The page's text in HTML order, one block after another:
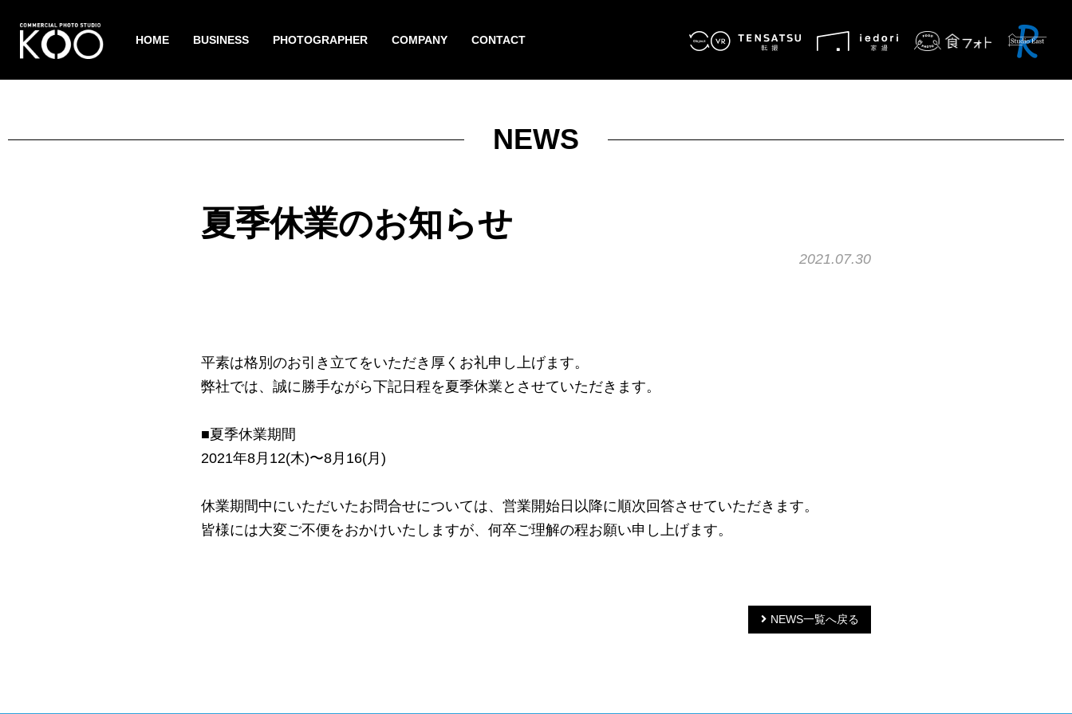
HOME BUSINESS PHOTOGRAPHER COMPANY CONTACT
NEWS
夏季休業のお知らせ
2021.07.30
平素は格別のお引き立てをいただき厚くお礼申し上げます。
弊社では、誠に勝手ながら下記日程を夏季休業とさせていただきます。
■夏季休業期間
2021年8月12(木)〜8月16(月)
休業期間中にいただいたお問合せについては、営業開始日以降に順次回答させていただきます。
皆様には大変ご不便をおかけいたしますが、何卒ご理解の程お願い申し上げます。
NEWS一覧へ戻る